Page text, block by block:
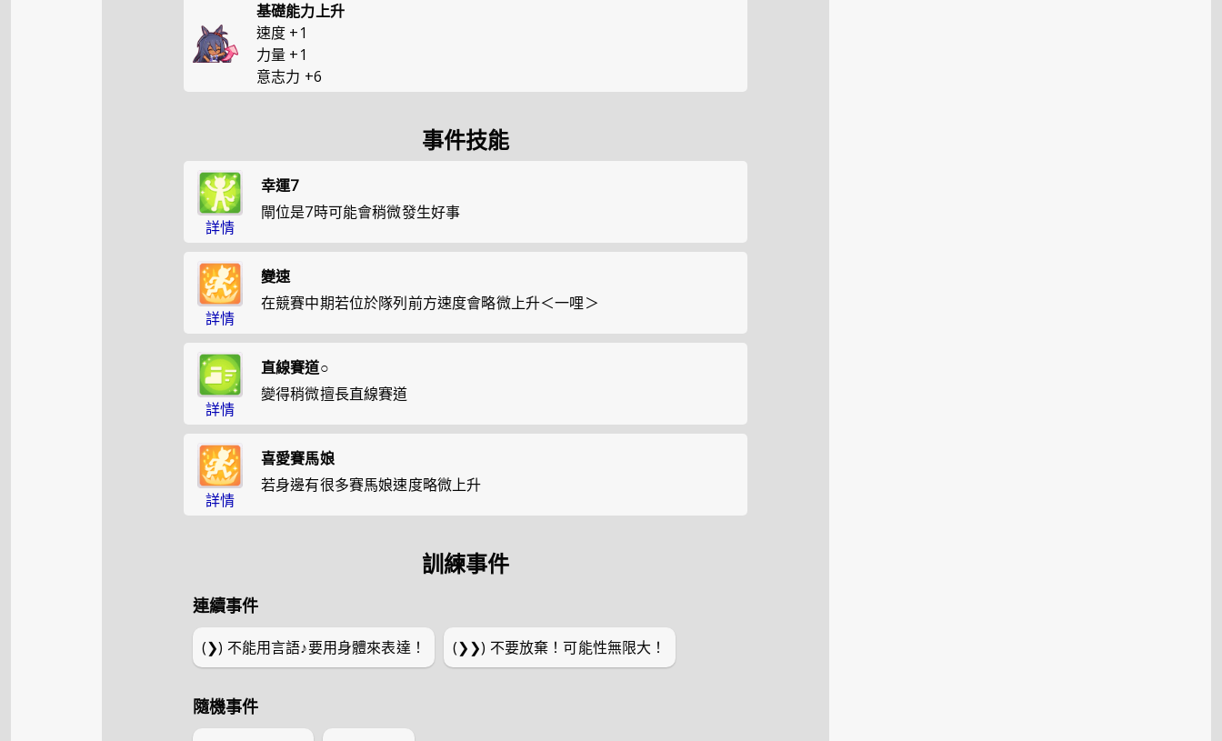
基礎能力上升
速度 +1
力量 +1
意志力 +6
事件技能
詳情
幸運7
閘位是7時可能會稍微發生好事
詳情
變速
在競賽中期若位於隊列前方速度會略微上升＜一哩＞
詳情
直線賽道○
變得稍微擅長直線賽道
詳情
喜愛賽馬娘
若身邊有很多賽馬娘速度略微上升
訓練事件
連續事件
(❯) 不能用言語♪要用身體來表達！ (❯❯) 不要放棄！可能性無限大！
隨機事件